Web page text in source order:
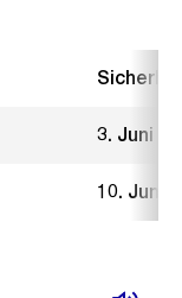
3. Juni
10. Juni